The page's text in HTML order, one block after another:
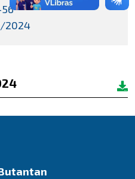
2024